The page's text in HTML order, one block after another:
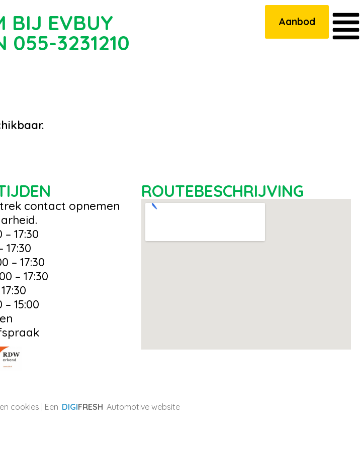
BIJ EVBUY
055-3231210
Aanbod
contact opnemen
17:30
17:30
– 17:30
– 17:30
15:00
ROUTEBESCHRIJVING
cookies | Een DIGIFRESH Automotive website